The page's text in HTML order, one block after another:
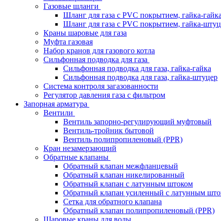
Газовые шланги
Шланг для газа с PVC покрытием, гайка-гайка
Шланг для газа с PVC покрытием, гайка-
Краны шаровые для газа
Муфта газовая
Набор кранов для газового котла
Сильфонная подводка для газа
Сильфонная подводка для газа, гайка-гайка
Сильфонная подводка для газа, гайка-штуцер
Система контроля загазованности
Регулятор давления газа с фильтром
Запорная арматура
Вентили
Вентиль запорно-регулирующий муфтовый
Вентиль-тройник бытовой
Вентиль полипропиленовый (PPR)
Кран незамерзающий
Обратные клапаны
Обратный клапан межфланцевый
Обратный клапан никелированный
Обратный клапан с латунным штоком
Обратный клапан усиленный с латунным
Сетка для обратного клапана
Обратный клапан полипропиленовый (PPR)
Шаровые краны для воды